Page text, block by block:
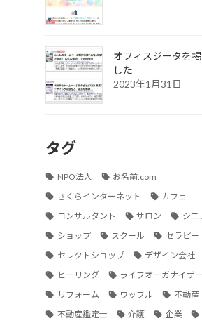
オフィスジータを
した
2023年1月31日
タグ
NPO法人
お名前.com
さくらインターネット
カフェ
コンサルタント
サロン
シニ
ショップ
スクール
セラピー
セレクトショップ
デザイン会社
ヒーリング
ライフオーガナイザー
リフォーム
ワッフル
不動産
不動産鑑定士
介護 企業